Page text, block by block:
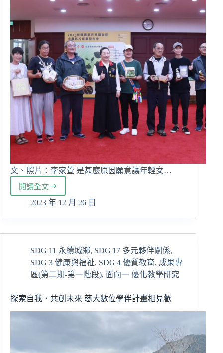
文、照片：李家萓 是甚麼原因願意讓年輕女…
閱讀全文
推
廣
花
縣
政
府
慈
2023 年 12 月 26 日
SDG 11 永續城鄉, SDG 17 多元夥伴關係,
SDG 3 健康與福祉, SDG 4 優質教育, 成果專
區(第二期-第一階段), 面向一 優化教學研究
探索自我．共創未來 慈大數位學伴計畫相見歡